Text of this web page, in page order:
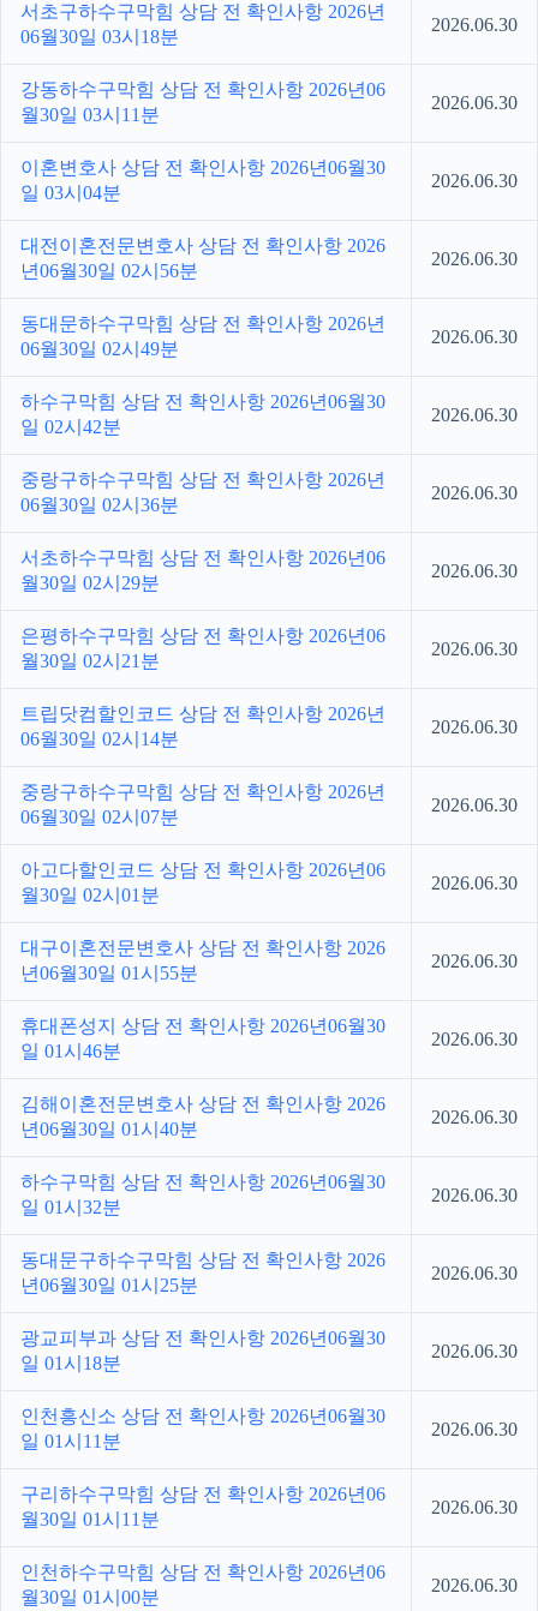
서초구하수구막힘 상담 전 확인사항 2026년
06월30일 03시18분
2026.06.30
강동하수구막힘 상담 전 확인사항 2026년06
월30일 03시11분
2026.06.30
이혼변호사 상담 전 확인사항 2026년06월30
일 03시04분
2026.06.30
대전이혼전문변호사 상담 전 확인사항 2026
년06월30일 02시56분
2026.06.30
동대문하수구막힘 상담 전 확인사항 2026년
06월30일 02시49분
2026.06.30
하수구막힘 상담 전 확인사항 2026년06월30
일 02시42분
2026.06.30
중랑구하수구막힘 상담 전 확인사항 2026년
06월30일 02시36분
2026.06.30
서초하수구막힘 상담 전 확인사항 2026년06
월30일 02시29분
2026.06.30
은평하수구막힘 상담 전 확인사항 2026년06
월30일 02시21분
2026.06.30
트립닷컴할인코드 상담 전 확인사항 2026년
06월30일 02시14분
2026.06.30
중랑구하수구막힘 상담 전 확인사항 2026년
06월30일 02시07분
2026.06.30
아고다할인코드 상담 전 확인사항 2026년06
월30일 02시01분
2026.06.30
대구이혼전문변호사 상담 전 확인사항 2026
년06월30일 01시55분
2026.06.30
휴대폰성지 상담 전 확인사항 2026년06월30
일 01시46분
2026.06.30
김해이혼전문변호사 상담 전 확인사항 2026
년06월30일 01시40분
2026.06.30
하수구막힘 상담 전 확인사항 2026년06월30
일 01시32분
2026.06.30
동대문구하수구막힘 상담 전 확인사항 2026
년06월30일 01시25분
2026.06.30
광교피부과 상담 전 확인사항 2026년06월30
일 01시18분
2026.06.30
인천흥신소 상담 전 확인사항 2026년06월30
일 01시11분
2026.06.30
구리하수구막힘 상담 전 확인사항 2026년06
월30일 01시11분
2026.06.30
인천하수구막힘 상담 전 확인사항 2026년06
월30일 01시00분
2026.06.30